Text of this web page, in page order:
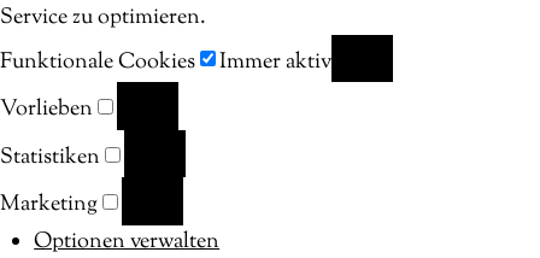
Service zu optimieren.
Funktionale Cookies
FUNKTIONALE
Immer aktiv
Vorlieben
VORLIEBEN
Statistiken
STATISTIKEN
Marketing
MARKETING
Optionen verwalten